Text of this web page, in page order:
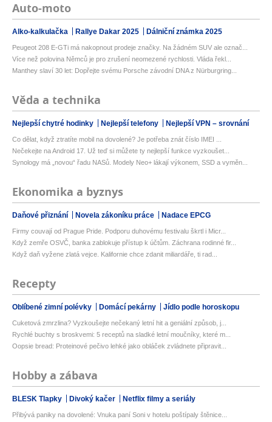
Auto-moto
Alko-kalkulačka Rallye Dakar 2025 Dálniční známka 2025
Peugeot 208 E-GTi má nakopnout prodeje značky. Na žádném SUV ale označ...
Více než polovina Němců je pro zrušení neomezené rychlosti. Vláda řekl...
Manthey slaví 30 let: Dopřejte svému Porsche závodní DNA z Nürburgring...
Věda a technika
Nejlepší chytré hodinky Nejlepší telefony Nejlepší VPN – srovnání
Co dělat, když ztratíte mobil na dovolené? Je potřeba znát číslo IMEI ...
Nečekejte na Android 17. Už teď si můžete ty nejlepší funkce vyzkoušet...
Synology má „novou“ řadu NASů. Modely Neo+ lákají výkonem, SSD a vyměn...
Ekonomika a byznys
Daňové přiznání Novela zákoníku práce Nadace EPCG
Firmy couvají od Prague Pride. Podporu duhovému festivalu škrtl i Micr...
Když zemře OSVČ, banka zablokuje přístup k účtům. Záchrana rodinné fir...
Když daň vyžene zlatá vejce. Kalifornie chce zdanit miliardáře, ti rad...
Recepty
Oblíbené zimní polévky Domácí pekárny Jídlo podle horoskopu
Cuketová zmrzlina? Vyzkoušejte nečekaný letní hit a geniální způsob, j...
Rychlé buchty s broskvemi: 5 receptů na sladké letní moučníky, které m...
Oopsie bread: Proteinové pečivo lehké jako obláček zvládnete připravit...
Hobby a zábava
BLESK Tlapky Divoký kačer Netflix filmy a seriály
Přibývá paniky na dovolené: Vnuka paní Soni v hotelu poštípaly štěnice...